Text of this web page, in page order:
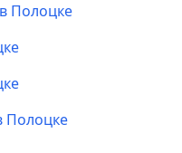
Полоцке
Полоцке